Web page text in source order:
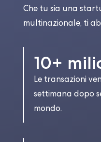
Che tu sia una
multinazionale, ti
10+
Le transazioni
settimana dopo
mondo.